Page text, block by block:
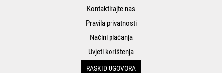
Kontaktirajte nas
Pravila privatnosti
Načini plaćanja
Uvjeti korištenja
RASKID UGOVORA